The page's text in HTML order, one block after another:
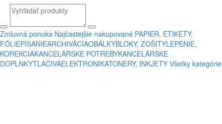
Zmluvná ponuka Najčastejšie nakupované PAPIER, ETIKETY,
FÓLIEPÍSANIEARCHIVÁCIAOBÁLKYBLOKY, ZOŠITYLEPENIE,
KOREKCIAKANCELÁRSKE POTREBYKANCELÁRSKE
DOPLNKYTLAČIVÁELEKTRONIKATONERY, INKJETY Všetky kategórie